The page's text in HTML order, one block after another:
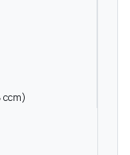
ccm)